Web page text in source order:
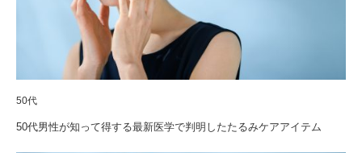
50代
50代男性が知って得する最新医学で判明したたるみケアアイテム